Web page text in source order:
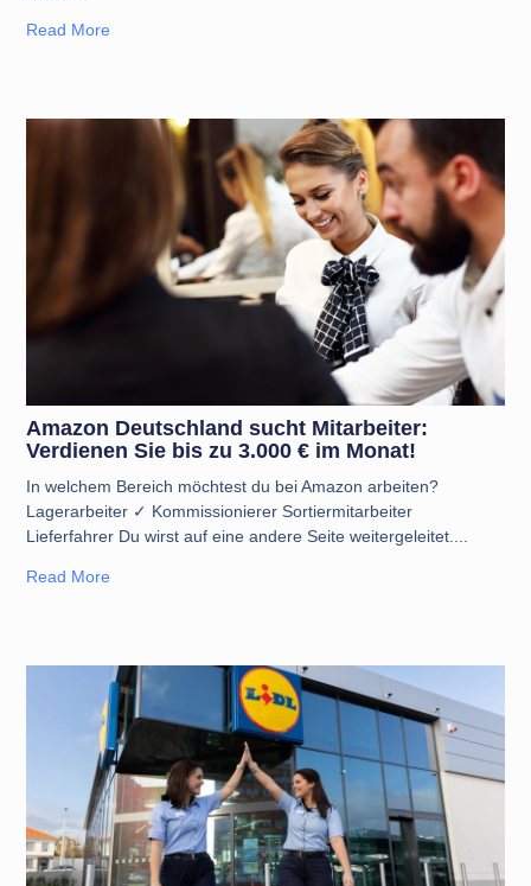
Read More
Amazon Deutschland sucht Mitarbeiter:
Verdienen Sie bis zu 3.000 € im Monat!
In welchem Bereich möchtest du bei Amazon arbeiten?
Lagerarbeiter ✓ Kommissionierer Sortiermitarbeiter
Lieferfahrer Du wirst auf eine andere Seite weitergeleitet.
Read More